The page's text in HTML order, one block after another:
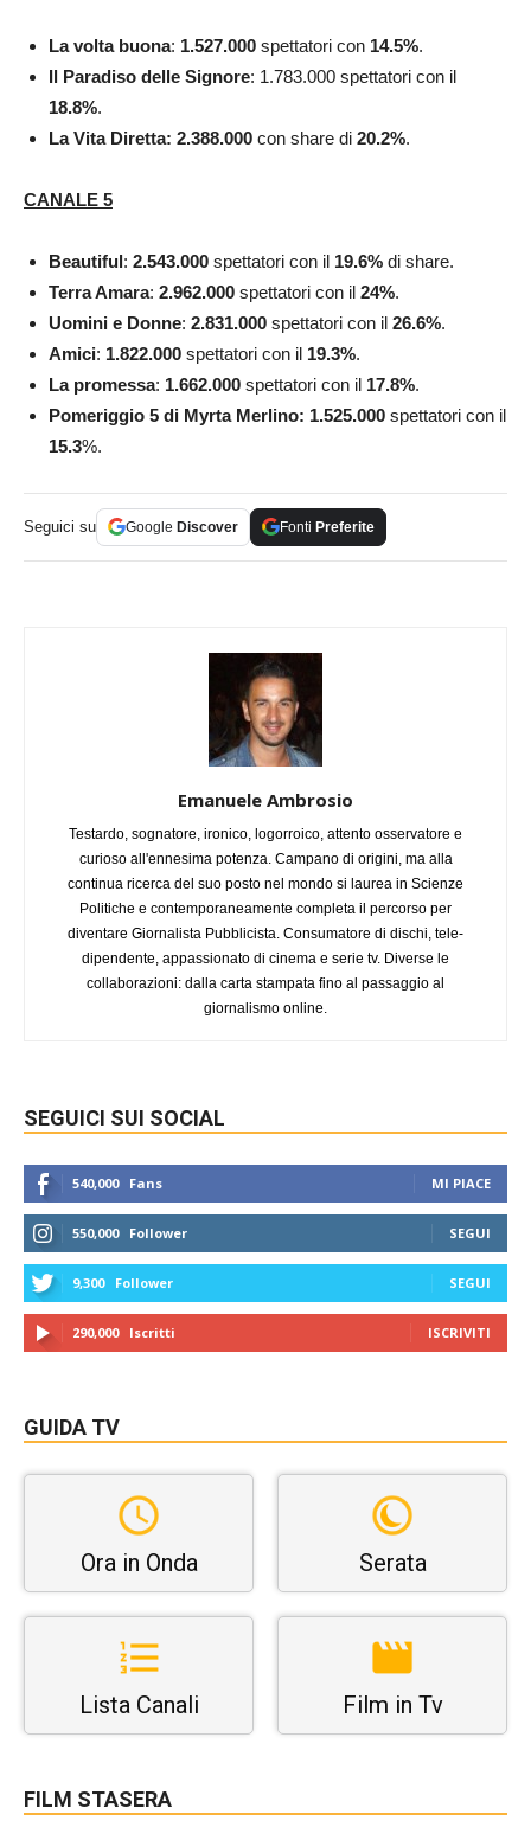
La volta buona: 1.527.000 spettatori con 14.5%.
Il Paradiso delle Signore: 1.783.000 spettatori con il
18.8%.
La Vita Diretta: 2.388.000 con share di 20.2%.
CANALE 5
Beautiful: 2.543.000 spettatori con il 19.6% di share.
Terra Amara: 2.962.000 spettatori con il 24%.
Uomini e Donne: 2.831.000 spettatori con il 26.6%.
Amici: 1.822.000 spettatori con il 19.3%.
La promessa: 1.662.000 spettatori con il 17.8%.
Pomeriggio 5 di Myrta Merlino: 1.525.000 spettatori con il
15.3%.
Seguici su Google Discover Fonti Preferite
Emanuele Ambrosio
Testardo, sognatore, ironico, logorroico, attento osservatore e
curioso all'ennesima potenza. Campano di origini, ma alla
continua ricerca del suo posto nel mondo si laurea in Scienze
Politiche e contemporaneamente completa il percorso per
diventare Giornalista Pubblicista. Consumatore di dischi, tele-
dipendente, appassionato di cinema e serie tv. Diverse le
collaborazioni: dalla carta stampata fino al passaggio al
giornalismo online.
SEGUICI SUI SOCIAL
540,000 Fans MI PIACE
550,000 Follower SEGUI
9,300 Follower SEGUI
290,000 Iscritti ISCRIVITI
GUIDA TV
Ora in Onda Serata
Lista Canali Film in Tv
FILM STASERA